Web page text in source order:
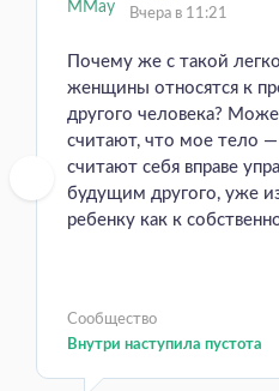
Вчера в 11:21
Почему же с такой
женщины относятся к
другого человека?
считают, что мое тело
считают себя вправе
будущим другого, уже
ребенку как к
Сообщество
Внутри наступила пустота